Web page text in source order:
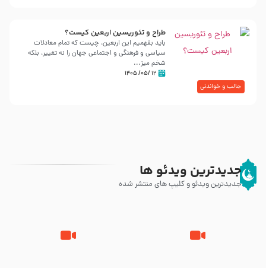
جالب و خواندنی
طراح و تئوریسین اربعین کیست؟
باید بفهمیم این اربعین، چیست که تمام معادلات
سیاسی و فرهنگی و اجتماعی جهان را نه تغییر، بلکه
شخم میز...
۱۲ /۰۵/ ۱۴۰۵
جدیدترین ویدئو ها
جدیدترین ویدئو و کلیپ های منتشر شده